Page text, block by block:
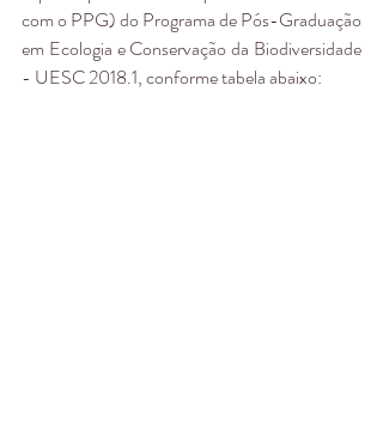
com o PPG) do Programa de Pós-Graduação
em Ecologia e Conservação da Biodiversidade
- UESC 2018.1, conforme tabela abaixo: